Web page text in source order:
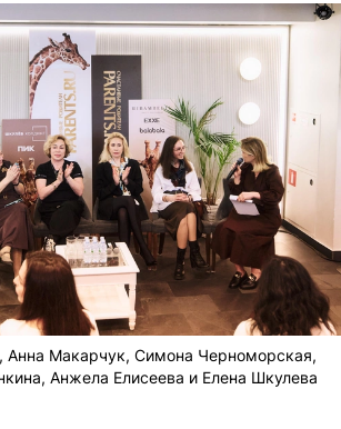
Анна Макарчук, Симона Черноморская,
Анжела Елисеева и Елена Шкулева